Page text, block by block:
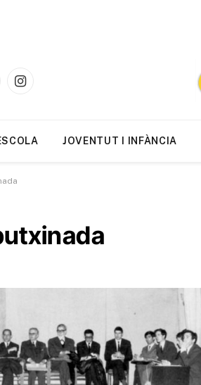
Instagram
JOVENTUT I INFÀNCIA